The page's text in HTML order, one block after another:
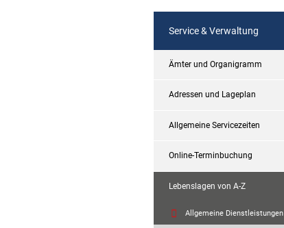
Service & Verwaltung
Ämter und Organigramm
Adressen und Lageplan
Allgemeine Servicezeiten
Online-Terminbuchung
Lebenslagen von A-Z
Allgemeine Dienstleistungen